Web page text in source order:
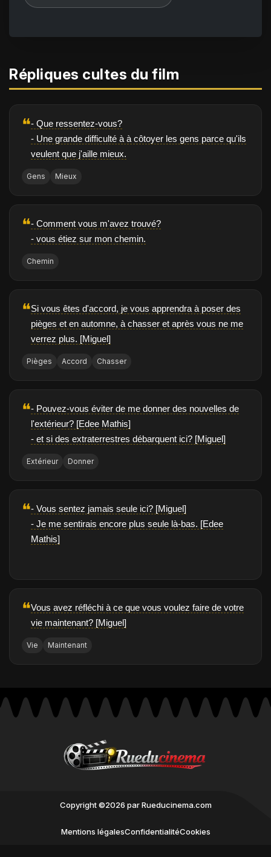
Répliques cultes du film
❝- Que ressentez-vous?
- Une grande difficulté à à côtoyer les gens parce qu'ils
veulent que j'aille mieux.
Gens Mieux
❝- Comment vous m'avez trouvé?
- vous étiez sur mon chemin.
Chemin
❝Si vous êtes d'accord, je vous apprendra à poser des
pièges et en automne, à chasser et après vous ne me
verrez plus. [Miguel]
Pièges Accord Chasser
❝- Pouvez-vous éviter de me donner des nouvelles de
l'extérieur? [Edee Mathis]
- et si des extraterrestres débarquent ici? [Miguel]
Extérieur Donner
❝- Vous sentez jamais seule ici? [Miguel]
- Je me sentirais encore plus seule là-bas. [Edee
Mathis]
❝Vous avez réfléchi à ce que vous voulez faire de votre
vie maintenant? [Miguel]
Vie Maintenant
Copyright ©2026 par Rueducinema.com
Mentions légalesConfidentialitéCookies